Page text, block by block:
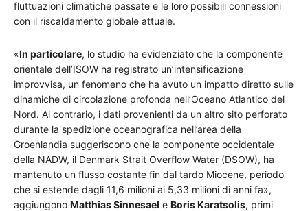
fluttuazioni climatiche passate e le loro possibili connessioni
con il riscaldamento globale attuale.
«In particolare, lo studio ha evidenziato che la componente
orientale dell’ISOW ha registrato un’intensificazione
improvvisa, un fenomeno che ha avuto un impatto diretto sulle
dinamiche di circolazione profonda nell’Oceano Atlantico del
Nord. Al contrario, i dati provenienti da un altro sito perforato
durante la spedizione oceanografica nell’area della
Groenlandia suggeriscono che la componente occidentale
della NADW, il Denmark Strait Overflow Water (DSOW), ha
mantenuto un flusso costante fin dal tardo Miocene, periodo
che si estende dagli 11,6 milioni ai 5,33 milioni di anni fa»,
aggiungono Matthias Sinnesael e Boris Karatsolis, primi